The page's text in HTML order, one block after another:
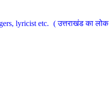
lyricist etc. ( उत्तराखंड का